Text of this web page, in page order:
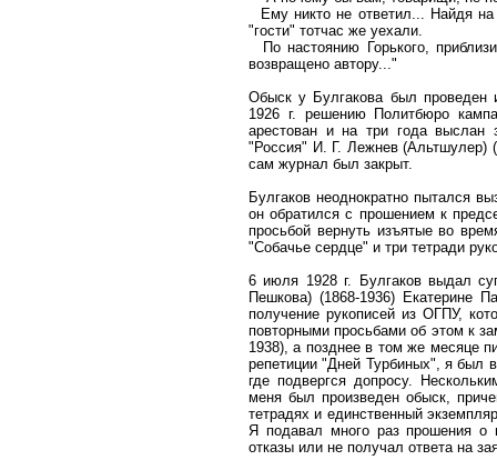
Ему никто не ответил... Найдя
"гости" тотчас же уехали.
По настоянию Горького,
возвращено автору..."
Обыск у Булгакова был проведен
1926 г. решению Политбюро
арестован и на три года выслан
"Россия" И. Г. Лежнев (Альтшулер)
сам журнал был закрыт.
Булгаков неоднократно пытался
он обратился с прошением к
просьбой вернуть изъятые во
"Собачье сердце" и три тетради
6 июля 1928 г. Булгаков выдал
Пешкова) (1868-1936) Екатерине
получение рукописей из ОГПУ,
повторными просьбами об этом к
1938), а позднее в том же месяце
репетиции "Дней Турбиных", я был
где подвергся допросу.
меня был произведен обыск,
тетрадях и единственный
Я подавал много раз прошения о
отказы или не получал ответа на